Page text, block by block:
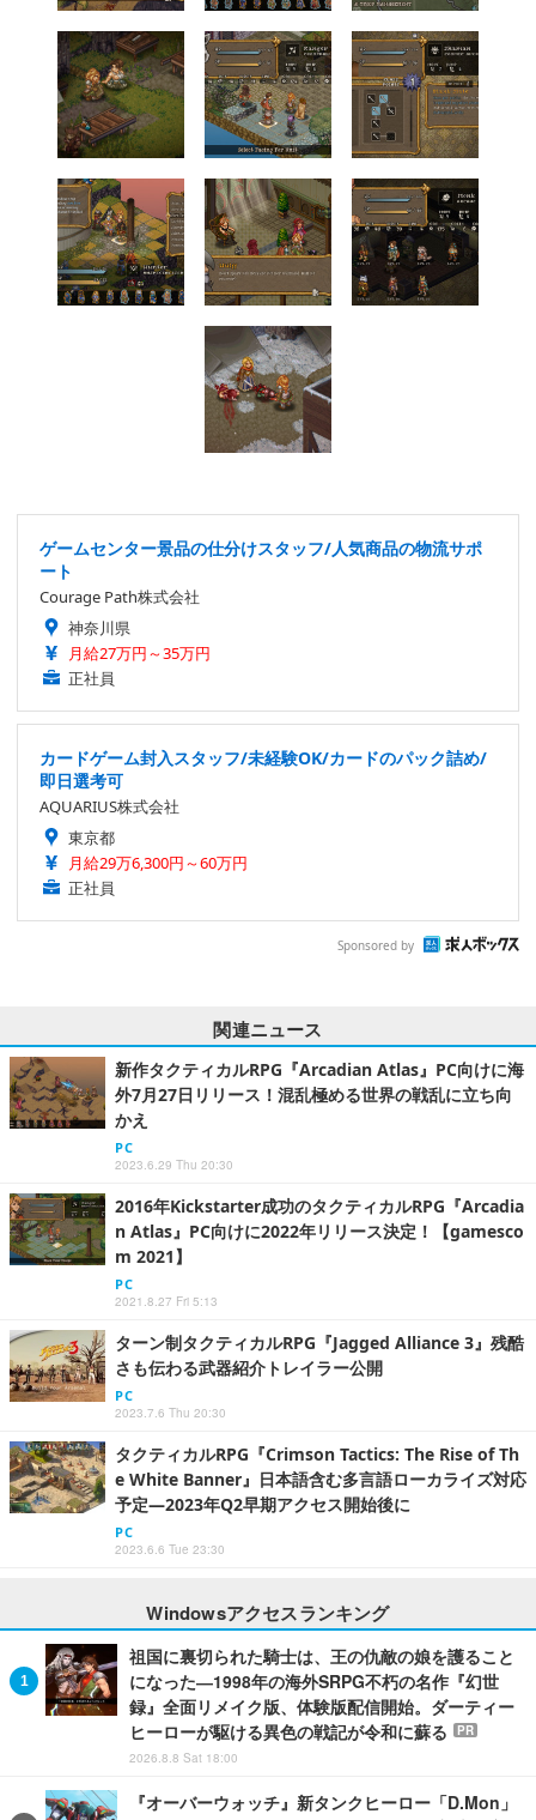
ゲームセンター景品の仕分けスタッフ/人気商品の物流サポ
ート
Courage Path株式会社
神奈川県
月給27万円～35万円
正社員
カードゲーム封入スタッフ/未経験OK/カードのパック詰め/
即日選考可
AQUARIUS株式会社
東京都
月給29万6,300円～60万円
正社員
Sponsored by
関連ニュース
新作タクティカルRPG『Arcadian Atlas』PC向けに海
外7月27日リリース！混乱極める世界の戦乱に立ち向
かえ
PC
2023.6.29 Thu 20:30
2016年Kickstarter成功のタクティカルRPG『Arcadia
n Atlas』PC向けに2022年リリース決定！【gamesco
m 2021】
PC
2021.8.27 Fri 5:13
ターン制タクティカルRPG『Jagged Alliance 3』残酷
さも伝わる武器紹介トレイラー公開
PC
2023.7.6 Thu 20:30
タクティカルRPG『Crimson Tactics: The Rise of Th
e White Banner』日本語含む多言語ローカライズ対応
予定―2023年Q2早期アクセス開始後に
PC
2023.6.6 Tue 23:30
Windowsアクセスランキング
祖国に裏切られた騎士は、王の仇敵の娘を護ること
になった―1998年の海外SRPG不朽の名作『幻世
録』全面リメイク版、体験版配信開始。ダーティー
ヒーローが駆ける異色の戦記が令和に蘇る
PR
2026.8.8 Sat 18:00
『オーバーウォッチ』新タンクヒーロー「D.Mon」